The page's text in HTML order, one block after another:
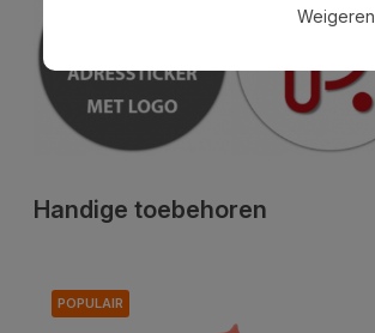
Handige toebehoren
POPULAIR
Weigeren